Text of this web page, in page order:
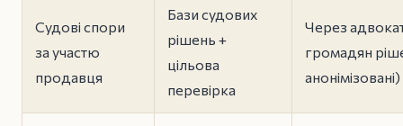
Судові спори
за участю
продавця
Бази судових
рішень +
цільова
перевірка
Через
громадян
анонімізовані)